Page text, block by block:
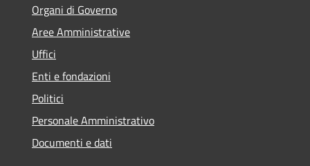
Organi di Governo
Aree Amministrative
Uffici
Enti e fondazioni
Politici
Personale Amministrativo
Documenti e dati